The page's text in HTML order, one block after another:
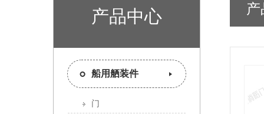
产品中心
船用舾装件
门